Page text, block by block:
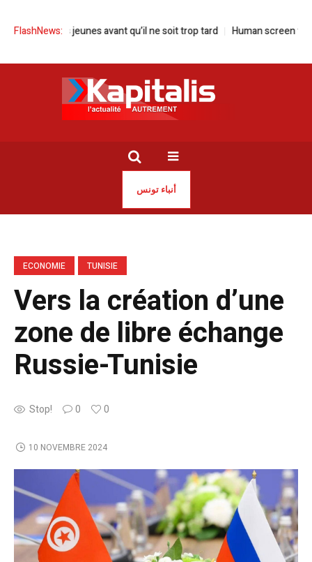
FlashNews:
nos jeunes avant qu’il ne soit trop tard Human screen festival à
أنباء تونس
ECONOMIE TUNISIE
Vers la création d’une
zone de libre échange
Russie-Tunisie
Stop! 0 0
10 NOVEMBRE 2024